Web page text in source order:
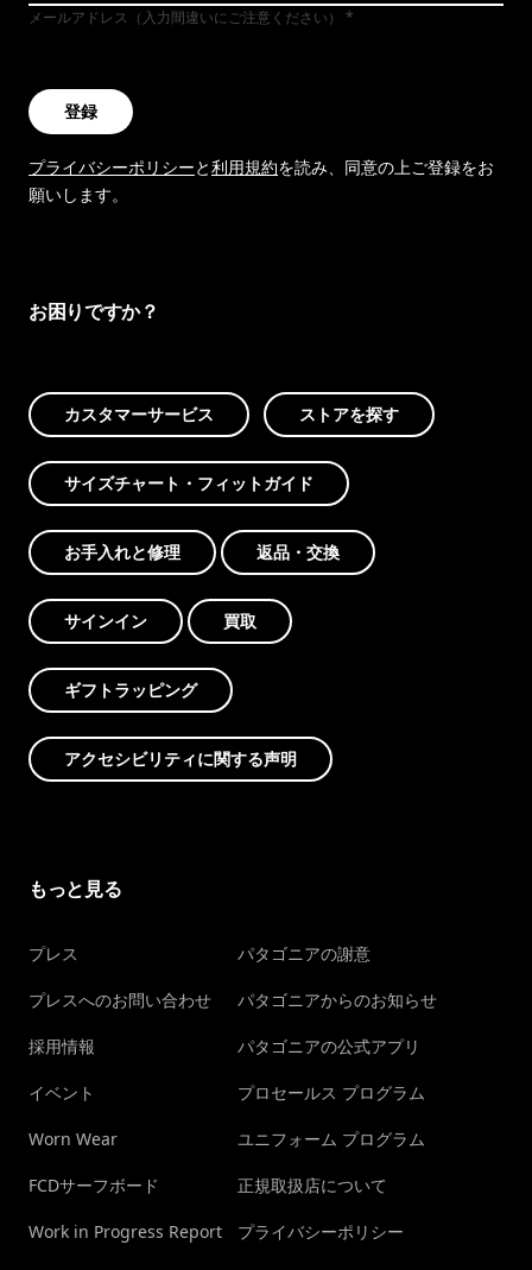
メールアドレス（入力間違いにご注意ください）
登録
プライバシーポリシーと利用規約を読み、同意の上ご登録をお
願いします。
お困りですか？
カスタマーサービス ストアを探す
サイズチャート・フィットガイド
お手入れと修理 返品・交換
サインイン 買取
ギフトラッピング
アクセシビリティに関する声明
もっと見る
プレス
プレスへのお問い合わせ
採用情報
イベント
Worn Wear
FCDサーフボード
Work in Progress Report
パタゴニアの謝意
パタゴニアからのお知らせ
パタゴニアの公式アプリ
プロセールス プログラム
ユニフォーム プログラム
正規取扱店について
プライバシーポリシー